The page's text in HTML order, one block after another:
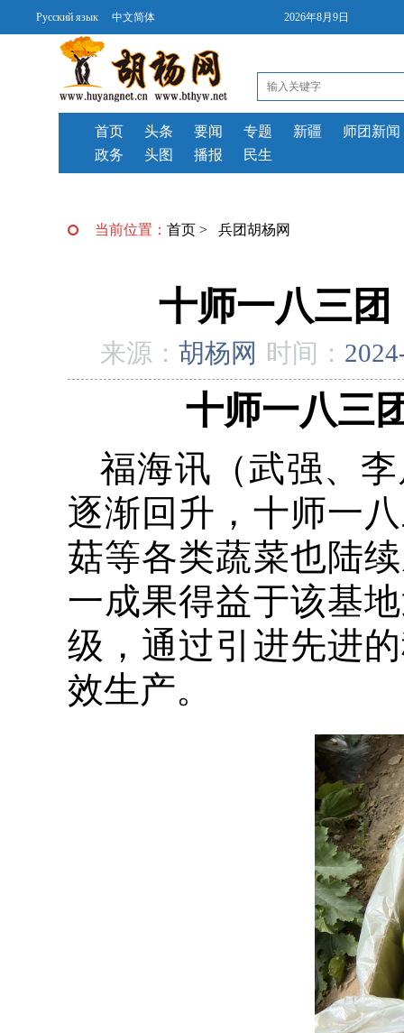
Русский язык 中文简体 2026年8月9日
首页 头条
要闻
政务
头图 播报
专题 新疆
师团新闻
民生
当前位置： 首页 > 兵团胡杨网
十师一八三团
来源： 胡杨网 时间：
十师一八三
福海讯（武强、
逐渐回升，十师一
菇等各类蔬菜也陆
一成果得益于该基
级，通过引进先进
效生产。